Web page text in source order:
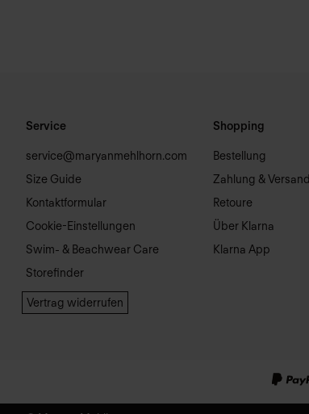
Service
service@maryanmehlhorn.com
Size Guide
Kontaktformular
Cookie-Einstellungen
Swim- & Beachwear Care
Storefinder
Vertrag widerrufen
Shopping
Bestellung
Zahlung & Versand
Retoure
Über Klarna
Klarna App